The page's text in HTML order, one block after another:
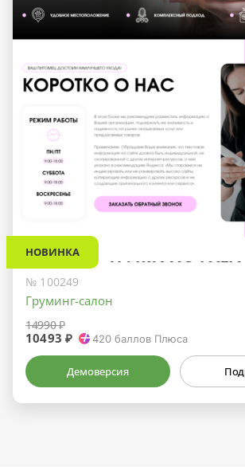
НОВИНКА
№ 100249
Груминг-салон
14990 ₽
10493 ₽ 420 баллов Плюса
Демоверсия